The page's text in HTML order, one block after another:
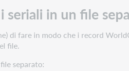
in un file
di fare in modo che i record
file.
separato: